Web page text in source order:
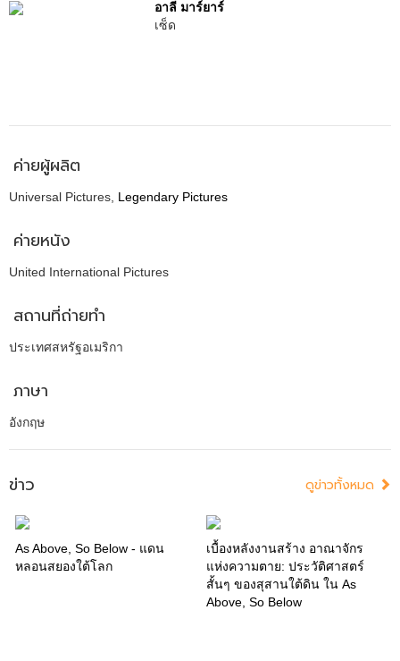
อาลี มาร์ยาร์
เซ็ด
ค่ายผู้ผลิต
Universal Pictures, Legendary Pictures
ค่ายหนัง
United International Pictures
สถานที่ถ่ายทำ
ประเทศสหรัฐอเมริกา
ภาษา
อังกฤษ